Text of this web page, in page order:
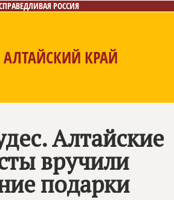
РОССИЯ
АЛТАЙСКИЙ КРАЙ
КонтактыАлтайские
вручили
подарки